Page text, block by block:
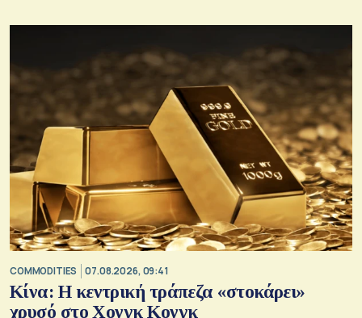
COMMODITIES 07.08.2026, 09:41
Κίνα: Η κεντρική τράπεζα «στοκάρει»
χρυσό στο Χονγκ Κονγκ